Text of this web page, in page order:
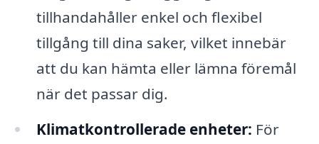
tillhandahåller enkel och flexibel
tillgång till dina saker, vilket innebär
att du kan hämta eller lämna föremål
när det passar dig.
Klimatkontrollerade enheter: För